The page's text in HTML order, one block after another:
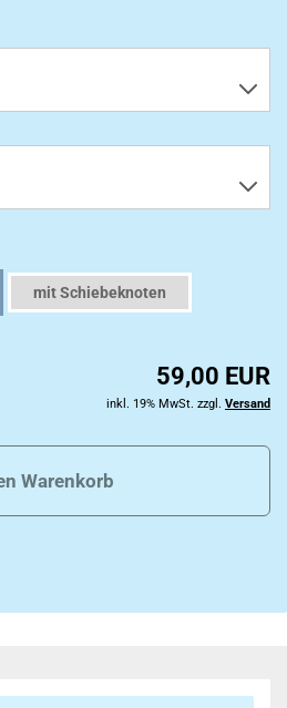
mit Schiebeknoten
59,00 EUR
inkl. 19% MwSt. zzgl. Versand
Warenkorb